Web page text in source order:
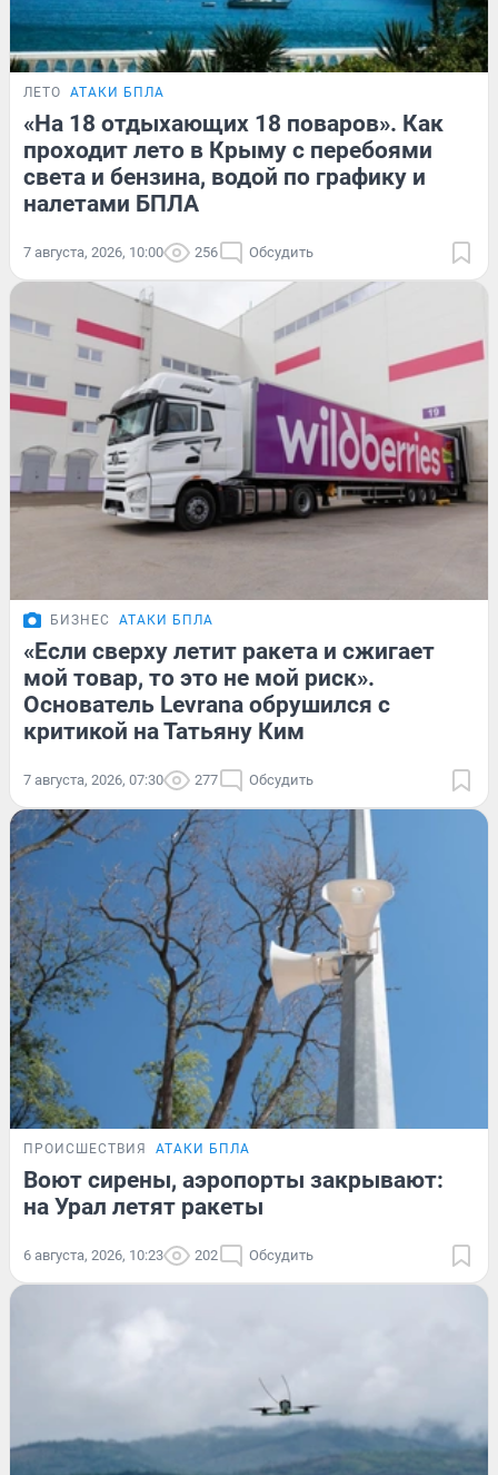
ЛЕТО АТАКИ БПЛА
«На 18 отдыхающих 18 поваров». Как
проходит лето в Крыму с перебоями
света и бензина, водой по графику и
налетами БПЛА
7 августа, 2026, 10:00 256 Обсудить
БИЗНЕС АТАКИ БПЛА
«Если сверху летит ракета и сжигает
мой товар, то это не мой риск».
Основатель Levrana обрушился с
критикой на Татьяну Ким
7 августа, 2026, 07:30 277 Обсудить
ПРОИСШЕСТВИЯ АТАКИ БПЛА
Воют сирены, аэропорты закрывают:
на Урал летят ракеты
6 августа, 2026, 10:23 202 Обсудить